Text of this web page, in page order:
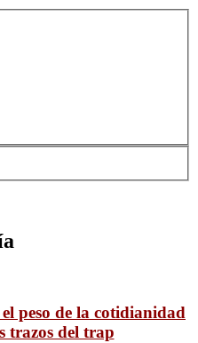
peso de la cotidianidad
trazos del trap